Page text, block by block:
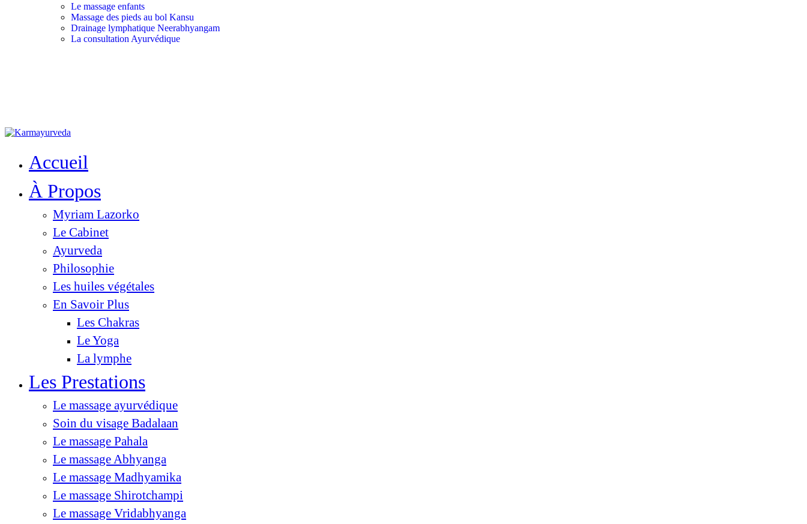
Le massage enfants
Massage des pieds au bol Kansu
Drainage lymphatique Neerabhyangam
La consultation Ayurvédique
Accueil
À Propos
Myriam Lazorko
Le Cabinet
Ayurveda
Philosophie
Les huiles végétales
En Savoir Plus
Les Chakras
Le Yoga
La lymphe
Les Prestations
Le massage ayurvédique
Soin du visage Badalaan
Le massage Pahala
Le massage Abhyanga
Le massage Madhyamika
Le massage Shirotchampi
Le massage Vridabhyanga